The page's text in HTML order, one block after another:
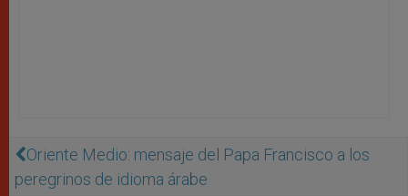
Oriente Medio: mensaje del Papa Francisco a los
peregrinos de idioma árabe